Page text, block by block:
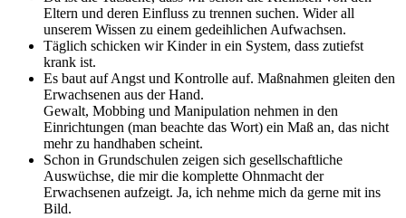
Eltern und deren Einfluss zu trennen suchen. Wider all
unserem Wissen zu einem gedeihlichen Aufwachsen.
Täglich schicken wir Kinder in ein System, dass zutiefst
krank ist.
Es baut auf Angst und Kontrolle auf. Maßnahmen gleiten den
Erwachsenen aus der Hand.
Gewalt, Mobbing und Manipulation nehmen in den
Einrichtungen (man beachte das Wort) ein Maß an, das nicht
mehr zu handhaben scheint.
Schon in Grundschulen zeigen sich gesellschaftliche
Auswüchse, die mir die komplette Ohnmacht der
Erwachsenen aufzeigt. Ja, ich nehme mich da gerne mit ins
Bild.